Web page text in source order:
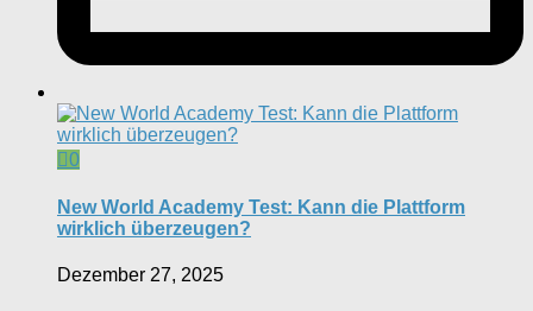
0
New World Academy Test: Kann die Plattform
wirklich überzeugen?
Dezember 27, 2025